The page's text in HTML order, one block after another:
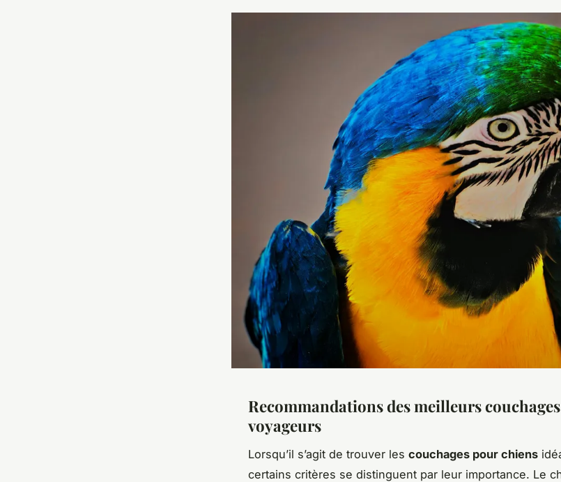
Recommandations des meilleurs
voyageurs
Lorsqu’il s’agit de trouver les couchages pour chiens
certains critères se distinguent par leur importance. Le